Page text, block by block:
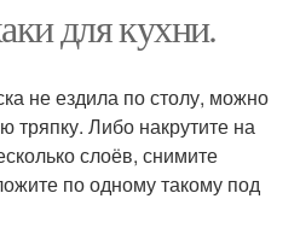
для кухни.
не ездила по столу, можно
тряпку. Либо накрутите на
слоёв, снимите
по одному такому под